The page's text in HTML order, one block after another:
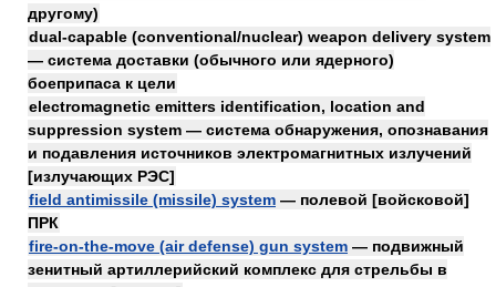
другому)
dual-capable (conventional/nuclear) weapon delivery system
— система доставки (обычного или ядерного)
боеприпаса к цели
electromagnetic emitters identification, location and
suppression system — система обнаружения, опознавания
и подавления источников электромагнитных излучений
[излучающих РЭС]
field antimissile (missile) system — полевой [войсковой]
ПРК
fire-on-the-move (air defense) gun system — подвижный
зенитный артиллерийский комплекс для стрельбы в